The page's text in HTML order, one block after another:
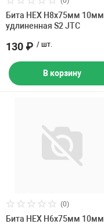
Бита HEX H8х75мм 10мм
удлиненная S2 JTC
130 ₽ / шт.
В корзину
(0)
Бита HEX H6х75мм 10мм